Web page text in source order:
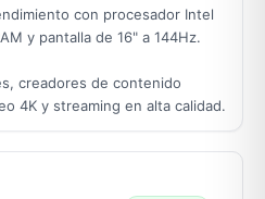
con procesador Intel
y pantalla de 16" a 144Hz.
creadores de contenido
4K y streaming en alta calidad.